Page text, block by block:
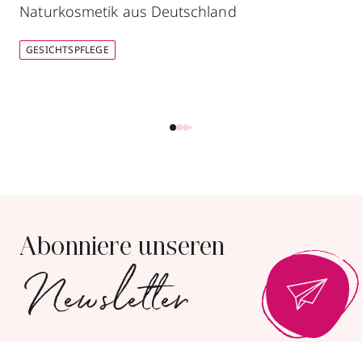
Naturkosmetik aus Deutschland
GESICHTSPFLEGE
Abonniere unseren
Newsletter